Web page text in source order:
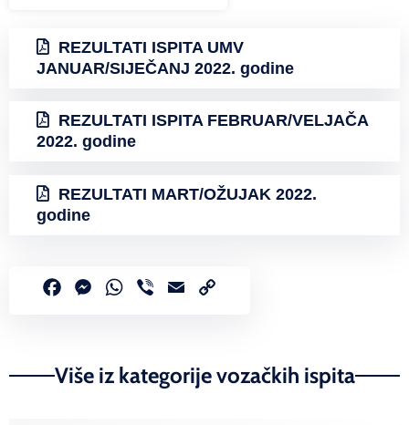
REZULTATI ISPITA UMV
JANUAR/SIJEČANJ 2022. godine
REZULTATI ISPITA FEBRUAR/VELJAČA
2022. godine
REZULTATI MART/OŽUJAK 2022.
godine
FacebookMessenger
WhatsApp
Viber Email
Više iz kategorije vozačkih ispita